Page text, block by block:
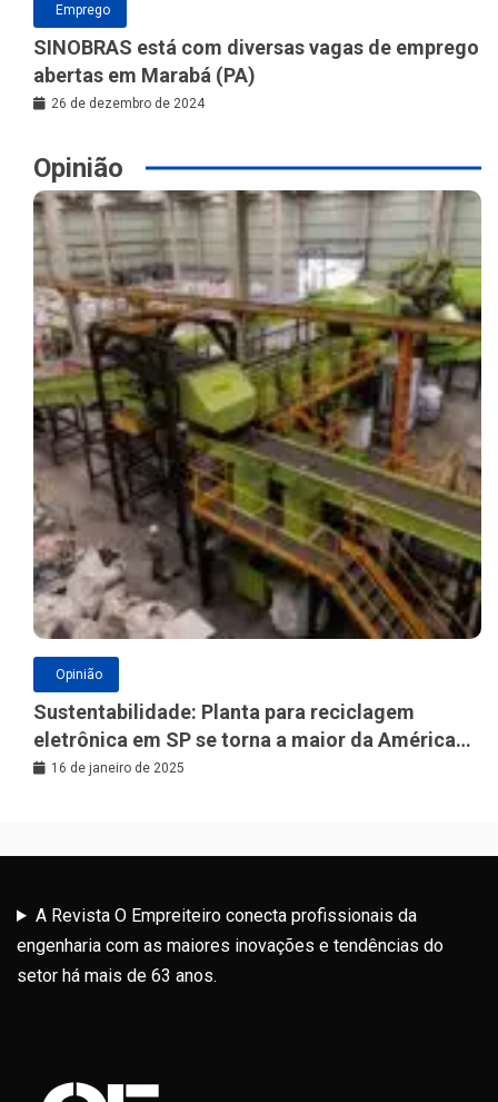
Emprego
SINOBRAS está com diversas vagas de emprego
abertas em Marabá (PA)
26 de dezembro de 2024
Opinião
Opinião
Sustentabilidade: Planta para reciclagem
eletrônica em SP se torna a maior da América
Latina
16 de janeiro de 2025
A Revista O Empreiteiro conecta profissionais da
engenharia com as maiores inovações e tendências do
setor há mais de 63 anos.